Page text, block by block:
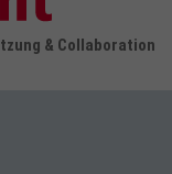
& Collaboration